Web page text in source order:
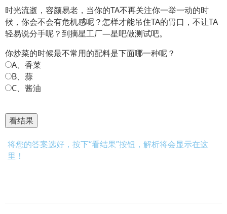
时光流逝，容颜易老，当你的TA不再关注你一举一动的时
候，你会不会有危机感呢？怎样才能吊住TA的胃口，不让TA
轻易说分手呢？到摘星工厂—星吧做测试吧。
你炒菜的时候最不常用的配料是下面哪一种呢？
A、香菜
B、蒜
C、酱油
将您的答案选好，按下“看结果”按钮，解析将会显示在这
里！